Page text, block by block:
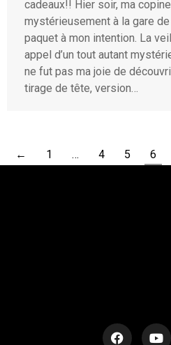
cadeaux!! Hier soir, ma copine
mystérieusement à la gare de
paquet à mon intention. La
appel d’un tout autant
ne fut pas ma joie de
tirage de tête, version…
← 1 … 4 5 6